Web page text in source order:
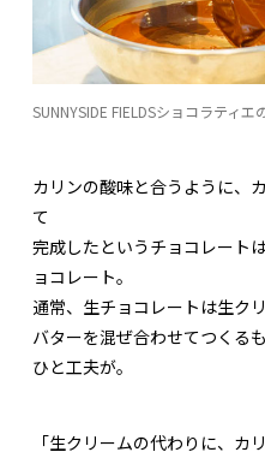
SUNNYSIDE FIELDSショコラティエ
カリンの酸味と合うように、
て
完成したというチョコレート
ョコレート。
通常、生チョコレートは生ク
バターを混ぜ合わせてつくる
ひと工夫が。
「生クリームの代わりに、カ